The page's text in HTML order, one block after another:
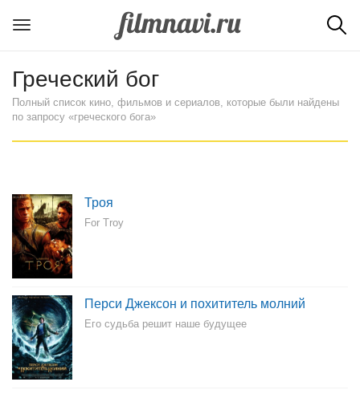
Греческий бог
Полный список кино, фильмов и сериалов, которые были найдены
по запросу «греческого бога»
Троя
For Troy
Перси Джексон и похититель молний
Его судьба решит наше будущее